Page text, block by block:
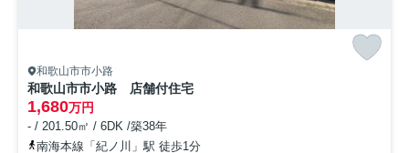
和歌山市市小路
和歌山市市小路 店舗付住宅
1,680万円
- / 201.50㎡ / 6DK /築38年
南海本線「紀ノ川」駅 徒歩1分